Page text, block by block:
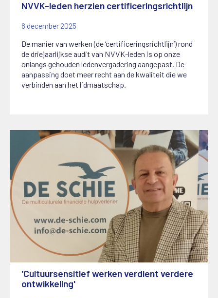
NVVK-leden herzien certificeringsrichtlijn
8 december 2025
De manier van werken (de ‘certificeringsrichtlijn’) rond
de driejaarlijkse audit van NVVK-leden is op onze
onlangs gehouden ledenvergadering aangepast. De
aanpassing doet meer recht aan de kwaliteit die we
verbinden aan het lidmaatschap.
'Cultuursensitief werken verdient verdere
ontwikkeling'